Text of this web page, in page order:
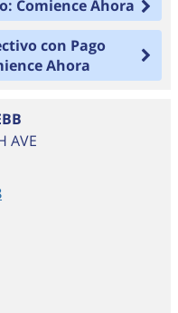
Comience Ahora
con Pago
Ahora
AVE